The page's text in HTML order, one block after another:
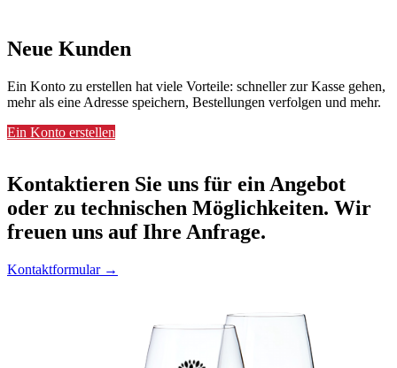
Neue Kunden
Ein Konto zu erstellen hat viele Vorteile: schneller zur Kasse gehen,
mehr als eine Adresse speichern, Bestellungen verfolgen und mehr.
Ein Konto erstellen
Kontaktieren Sie uns für ein Angebot
oder zu technischen Möglichkeiten. Wir
freuen uns auf Ihre Anfrage.
Kontaktformular →